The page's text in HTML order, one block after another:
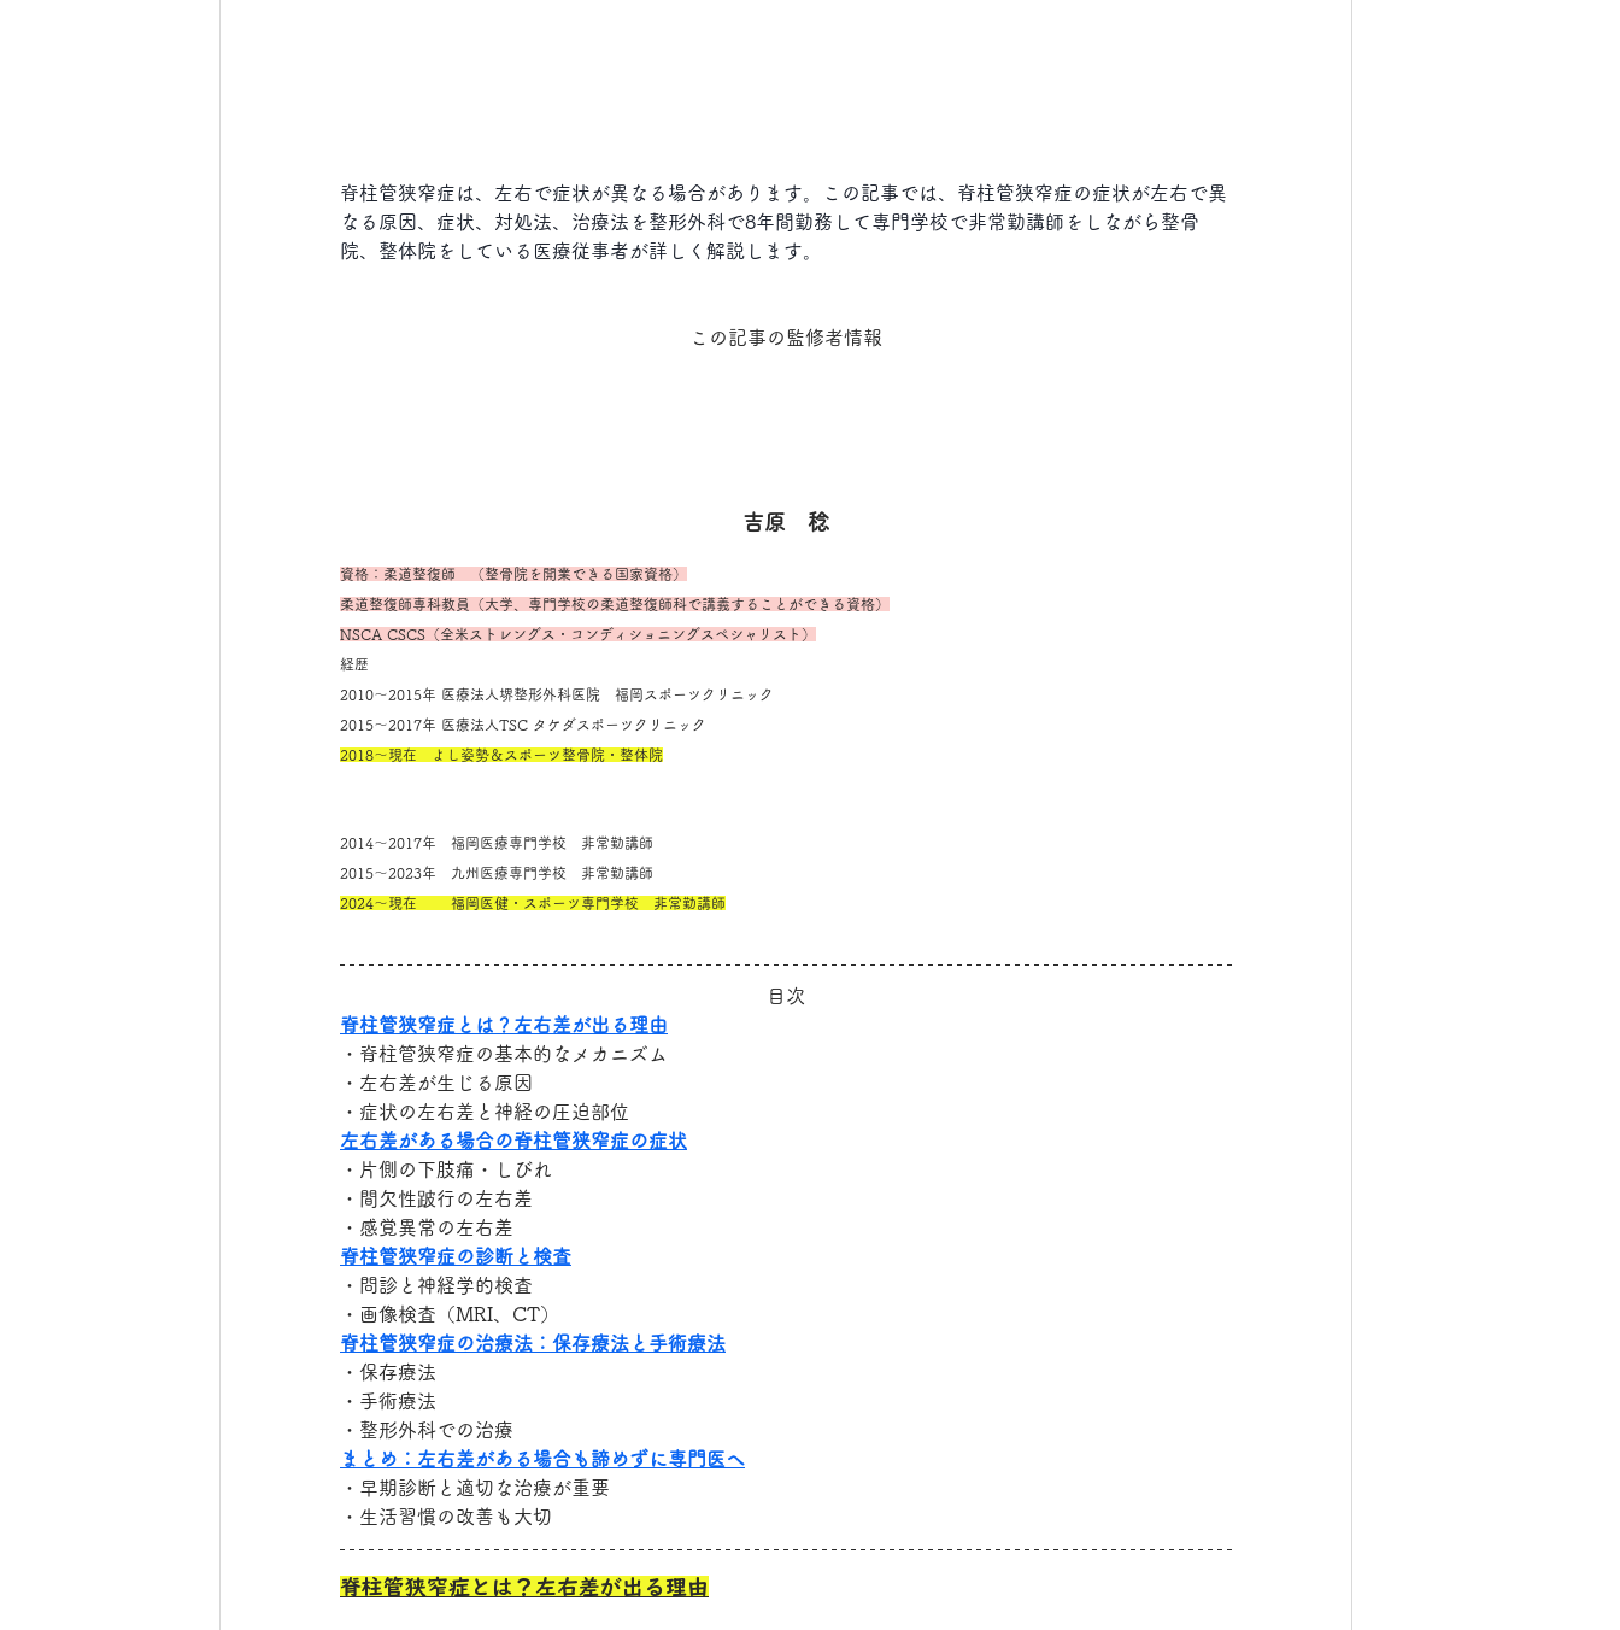
脊柱管狭窄症は、左右で症状が異なる場合があります。この記事では、脊柱管狭窄症の症状が左右で異
なる原因、症状、対処法、治療法を整形外科で8年間勤務して専門学校で非常勤講師をしながら整骨
院、整体院をしている医療従事者が詳しく解説します。
この記事の監修者情報
吉原　稔
資格：柔道整復師　（整骨院を開業できる国家資格）
柔道整復師専科教員（大学、専門学校の柔道整復師科で講義することができる資格）
NSCA CSCS（全米ストレングス・コンディショニングスペシャリスト）
経歴
2010～2015年 医療法人堺整形外科医院　福岡スポーツクリニック
2015～2017年 医療法人TSC タケダスポーツクリニック
2018～現在　よし姿勢＆スポーツ整骨院・整体院
2014～2017年　福岡医療専門学校　非常勤講師
2015～2023年　九州医療専門学校　非常勤講師
2024～現在　　 福岡医健・スポーツ専門学校　非常勤講師
目次
脊柱管狭窄症とは？左右差が出る理由
・脊柱管狭窄症の基本的なメカニズム
・左右差が生じる原因
・症状の左右差と神経の圧迫部位
左右差がある場合の脊柱管狭窄症の症状
・片側の下肢痛・しびれ
・間欠性跛行の左右差
・感覚異常の左右差
脊柱管狭窄症の診断と検査
・問診と神経学的検査
・画像検査（MRI、CT）
脊柱管狭窄症の治療法：保存療法と手術療法
・保存療法
・手術療法
・整形外科での治療
まとめ：左右差がある場合も諦めずに専門医へ
・早期診断と適切な治療が重要
・生活習慣の改善も大切
脊柱管狭窄症とは？左右差が出る理由